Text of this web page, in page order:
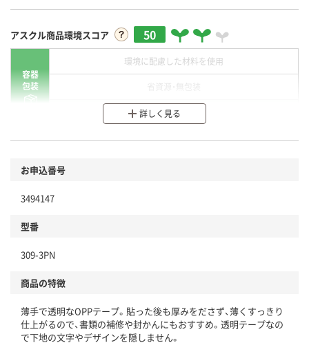
アスクル商品環境スコア 50
容器
包装
環境に配慮した材料を使用
分別・リサイクルしやすい設計
本体
仕組
この商品の環境配慮ポイントです。下記商品詳細「
アスクル商品環境スコア詳細／加点項目
」で確認できます。
詳しく見る
お申込番号
3494147
型番
309-3PN
商品の特徴
薄手で透明なOPPテープ。貼った後も厚みをださず、薄くすっきり
仕上がるので、書類の補修や封かんにもおすすめ。透明テープなの
で下地の文字やデザインを隠しません。